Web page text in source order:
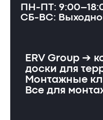
ПН-ПТ:
СБ-ВС:
ERV Group ➔
доски для
Монтажные
Все для